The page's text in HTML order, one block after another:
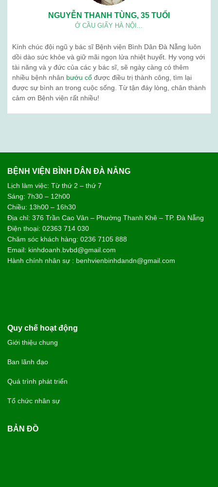
NGUYỄN THANH TÙNG, 35 TUỔI
Ở CẦU GIẤY HÀ NỘI...
Kính chúc đội ngũ y bác sĩ Bệnh viện Bình Dân Đà Nẵng luôn
dồi dào sức khỏe và giữ mãi ngọn lửa nhiệt huyết. Hy vọng với
tài năng và y đức của các y bác sĩ, sẽ ngày càng có thêm
nhiều bệnh nhân bướu cổ được điều trị thành công, tìm lại
được sự bình an trong cuộc sống. Từ tận đáy lòng, chân thành
cảm ơn Bệnh viện rất nhiều!
BỆNH VIỆN BÌNH DÂN ĐÀ NẴNG
Lịch làm việc: Từ thứ 2 – thứ 7
Sáng: 7h30 – 12h00
Chiều: 13h00 – 16h30
Địa chỉ: 376 Trần Cao Vân – Phường Thanh Khê – TP. Đà Nẵng
Điện thoại: 02363 714 030
Chăm sóc khách hàng: 0236 7105 888
Email: kinhdoanh.bvbd@gmail.com
Hành chính nhân sự : benhvienbinhdandn@gmail.com
Quy chế hoạt động
Giới thiệu chung
Ban lãnh đạo
Quá trình phát triển
Tổ chức nhân sự
BẢN ĐỒ